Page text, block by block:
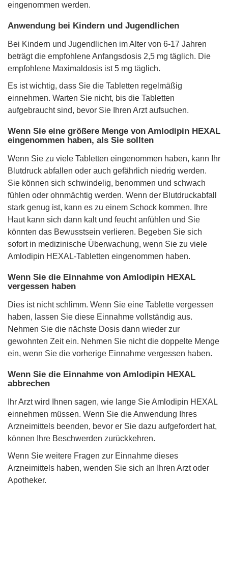
eingenommen werden.
Anwendung bei Kindern und Jugendlichen
Bei Kindern und Jugendlichen im Alter von 6-17 Jahren
beträgt die empfohlene Anfangsdosis 2,5 mg täglich. Die
empfohlene Maximaldosis ist 5 mg täglich.
Es ist wichtig, dass Sie die Tabletten regelmäßig
einnehmen. Warten Sie nicht, bis die Tabletten
aufgebraucht sind, bevor Sie Ihren Arzt aufsuchen.
Wenn Sie eine größere Menge von Amlodipin HEXAL
eingenommen haben, als Sie sollten
Wenn Sie zu viele Tabletten eingenommen haben, kann Ihr
Blutdruck abfallen oder auch gefährlich niedrig werden.
Sie können sich schwindelig, benommen und schwach
fühlen oder ohnmächtig werden. Wenn der Blutdruckabfall
stark genug ist, kann es zu einem Schock kommen. Ihre
Haut kann sich dann kalt und feucht anfühlen und Sie
könnten das Bewusstsein verlieren. Begeben Sie sich
sofort in medizinische Überwachung, wenn Sie zu viele
Amlodipin HEXAL-Tabletten eingenommen haben.
Wenn Sie die Einnahme von Amlodipin HEXAL
vergessen haben
Dies ist nicht schlimm. Wenn Sie eine Tablette vergessen
haben, lassen Sie diese Einnahme vollständig aus.
Nehmen Sie die nächste Dosis dann wieder zur
gewohnten Zeit ein. Nehmen Sie nicht die doppelte Menge
ein, wenn Sie die vorherige Einnahme vergessen haben.
Wenn Sie die Einnahme von Amlodipin HEXAL
abbrechen
Ihr Arzt wird Ihnen sagen, wie lange Sie Amlodipin HEXAL
einnehmen müssen. Wenn Sie die Anwendung Ihres
Arzneimittels beenden, bevor er Sie dazu aufgefordert hat,
können Ihre Beschwerden zurückkehren.
Wenn Sie weitere Fragen zur Einnahme dieses
Arzneimittels haben, wenden Sie sich an Ihren Arzt oder
Apotheker.